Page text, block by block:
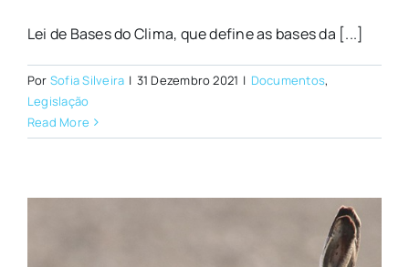
Lei de Bases do Clima, que define as bases da [...]
Por Sofia Silveira | 31 Dezembro 2021 | Documentos,
Legislação
Read More